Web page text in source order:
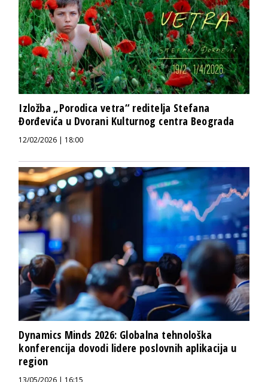
Izložba „Porodica vetra“ reditelja Stefana
Đorđevića u Dvorani Kulturnog centra Beograda
12/02/2026 | 18:00
Dynamics Minds 2026: Globalna tehnološka
konferencija dovodi lidere poslovnih aplikacija u
region
13/05/2026 | 16:15